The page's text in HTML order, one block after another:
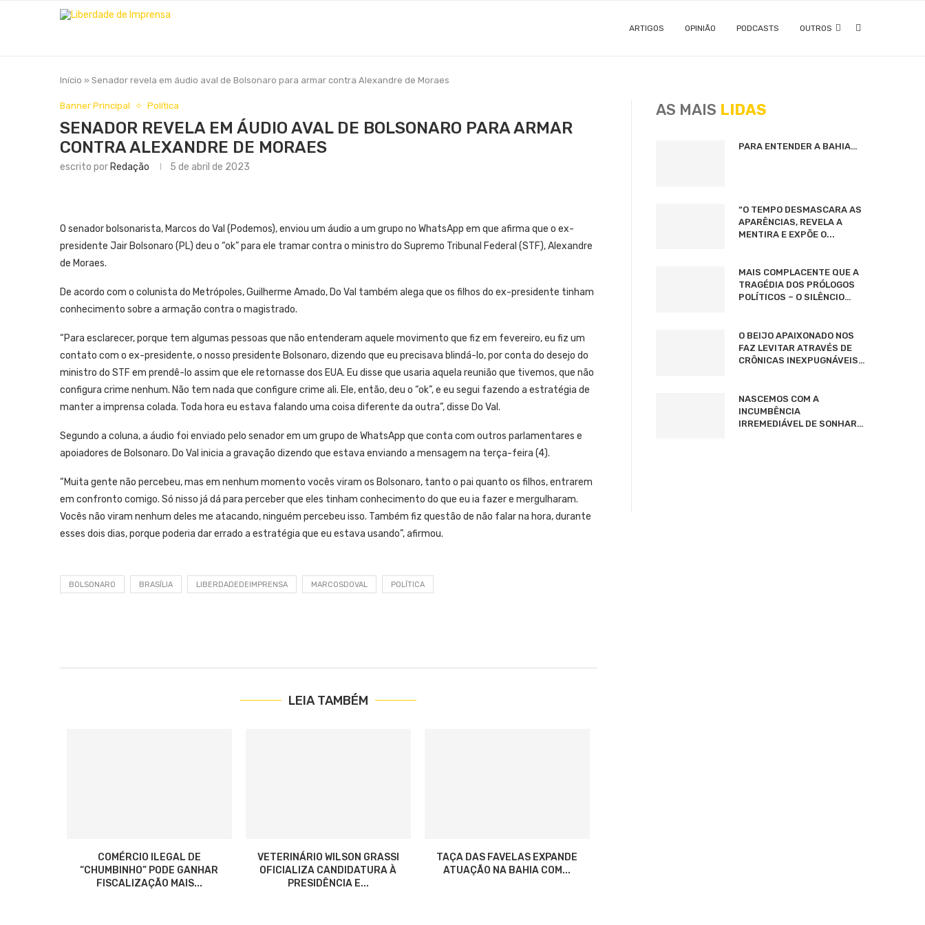
ARTIGOS OPINIÃO PODCASTS OUTROS
Início » Senador revela em áudio aval de Bolsonaro para armar contra Alexandre de Moraes
Banner Principal Política
SENADOR REVELA EM ÁUDIO AVAL DE BOLSONARO PARA ARMAR
CONTRA ALEXANDRE DE MORAES
escrito por Redação 5 de abril de 2023
O senador bolsonarista, Marcos do Val (Podemos), enviou um áudio a um grupo no WhatsApp em que afirma que o ex-
presidente Jair Bolsonaro (PL) deu o “ok” para ele tramar contra o ministro do Supremo Tribunal Federal (STF), Alexandre
de Moraes.
De acordo com o colunista do Metrópoles, Guilherme Amado, Do Val também alega que os filhos do ex-presidente tinham
conhecimento sobre a armação contra o magistrado.
“Para esclarecer, porque tem algumas pessoas que não entenderam aquele movimento que fiz em fevereiro, eu fiz um
contato com o ex-presidente, o nosso presidente Bolsonaro, dizendo que eu precisava blindá-lo, por conta do desejo do
ministro do STF em prendê-lo assim que ele retornasse dos EUA. Eu disse que usaria aquela reunião que tivemos, que não
configura crime nenhum. Não tem nada que configure crime ali. Ele, então, deu o “ok”, e eu segui fazendo a estratégia de
manter a imprensa colada. Toda hora eu estava falando uma coisa diferente da outra”, disse Do Val.
Segundo a coluna, a áudio foi enviado pelo senador em um grupo de WhatsApp que conta com outros parlamentares e
apoiadores de Bolsonaro. Do Val inicia a gravação dizendo que estava enviando a mensagem na terça-feira (4).
“Muita gente não percebeu, mas em nenhum momento vocês viram os Bolsonaro, tanto o pai quanto os filhos, entrarem
em confronto comigo. Só nisso já dá para perceber que eles tinham conhecimento do que eu ia fazer e mergulharam.
Vocês não viram nenhum deles me atacando, ninguém percebeu isso. Também fiz questão de não falar na hora, durante
esses dois dias, porque poderia dar errado a estratégia que eu estava usando”, afirmou.
BOLSONARO BRASÍLIA LIBERDADEDEIMPRENSA MARCOSDOVAL POLÍTICA
LEIA TAMBÉM
COMÉRCIO ILEGAL DE
“CHUMBINHO” PODE GANHAR
FISCALIZAÇÃO MAIS...
VETERINÁRIO WILSON GRASSI
OFICIALIZA CANDIDATURA À
PRESIDÊNCIA E...
TAÇA DAS FAVELAS EXPANDE
ATUAÇÃO NA BAHIA COM...
AS MAIS LIDAS
PARA ENTENDER A BAHIA…
“O TEMPO DESMASCARA AS
APARÊNCIAS, REVELA A
MENTIRA E EXPÕE O...
MAIS COMPLACENTE QUE A
TRAGÉDIA DOS PRÓLOGOS
POLÍTICOS – O SILÊNCIO…
O BEIJO APAIXONADO NOS
FAZ LEVITAR ATRAVÉS DE
CRÔNICAS INEXPUGNÁVEIS…
NASCEMOS COM A
INCUMBÊNCIA
IRREMEDIÁVEL DE SONHAR…